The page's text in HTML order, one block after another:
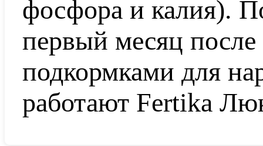
фосфора и калия).
первый месяц
подкормками для
работают Fertika